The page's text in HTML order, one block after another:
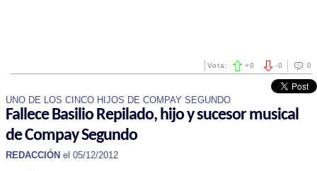
0
-0
Vota: +0
UNO DE LOS CINCO HIJOS DE COMPAY SEGUNDO
Fallece Basilio Repilado, hijo y sucesor musical
de Compay Segundo
REDACCIÓN el 05/12/2012